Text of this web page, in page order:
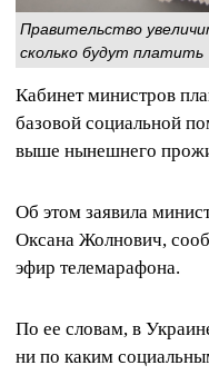
Правительство
сколько будут платить
Кабинет министров
базовой социальной
выше нынешнего
Об этом заявила
Оксана Жолнович,
эфир телемарафона.
По ее словам, в
ни по каким